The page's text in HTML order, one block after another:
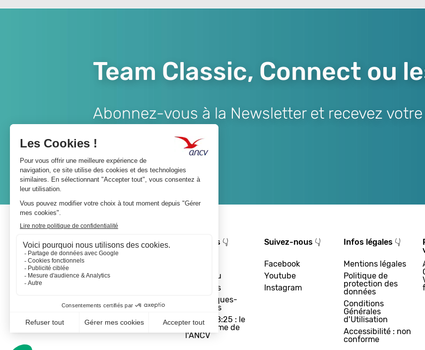
Team Classic, Connect ou
Abonnez-vous à la Newsletter et recevez
A propos 👇
Le réseau
Les actus
Les Chèques-
Vacances
Départ 18:25 : le
programme de
l'ANCV
Suivez-nous 👇
Facebook
Youtube
Instagram
Infos légales 👇
Mentions légales
Politique de
protection des
données
Conditions
Générales
d'Utilisation
Accessibilité : non
conforme